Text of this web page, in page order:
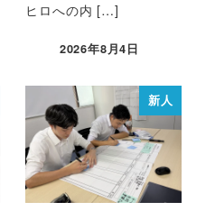
ヒロへの内 […]
2026年8月4日
新人